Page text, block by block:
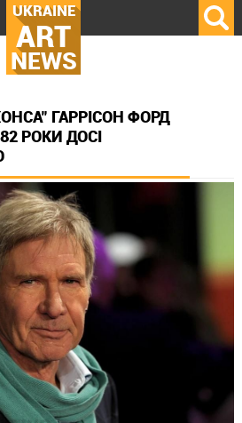
UKRAINE
ART
NEWS
ГАРРІСОН ФОРД
РОКИ ДОСІ